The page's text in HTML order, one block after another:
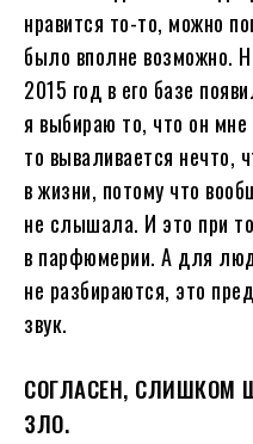
нравится то-то, можно
было вполне возможно.
2015 год в его базе
я выбираю то, что он мне
то вываливается нечто,
в жизни, потому что
не слышала. И это при
в парфюмерии. А для
не разбираются, это
звук.
СОГЛАСЕН,
ЗЛО.